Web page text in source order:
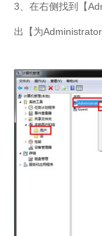
3、在右侧找到【
出【为